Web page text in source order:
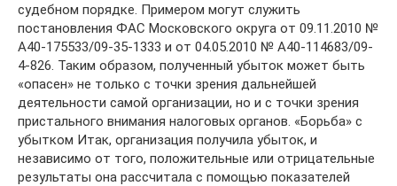
судебном порядке. Примером могут служить
постановления ФАС Московского округа от 09.11.2010 №
А40-175533/09-35-1333 и от 04.05.2010 № А40-114683/09-
4-826. Таким образом, полученный убыток может быть
«опасен» не только с точки зрения дальнейшей
деятельности самой организации, но и с точки зрения
пристального внимания налоговых органов. «Борьба» с
убытком Итак, организация получила убыток, и
независимо от того, положительные или отрицательные
результаты она рассчитала с помощью показателей